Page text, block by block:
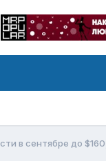
в сентябре до